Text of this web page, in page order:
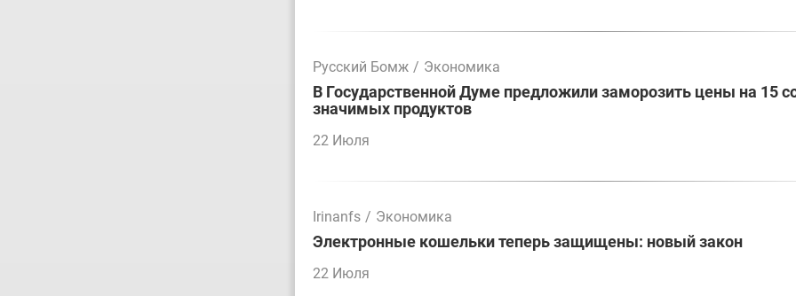
Русский Бомж / Экономика
В Государственной Думе предложили заморозить цены на 15
значимых продуктов
22 Июля
Irinanfs / Экономика
Электронные кошельки теперь защищены: новый закон
22 Июля